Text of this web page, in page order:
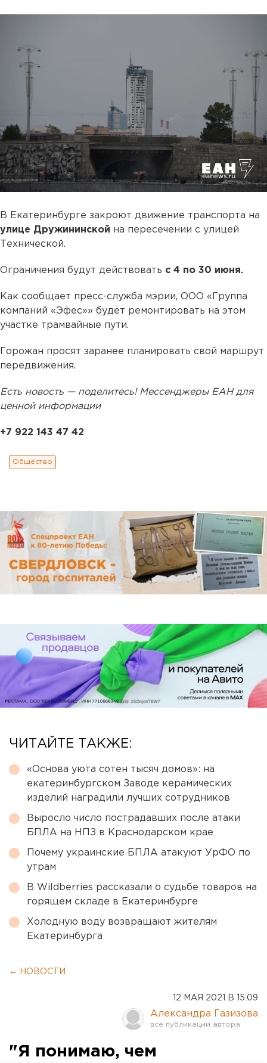
В Екатеринбурге закроют движение транспорта на
улице Дружининской на пересечении с улицей
Технической.
Ограничения будут действовать с 4 по 30 июня.
Как сообщает пресс-служба мэрии, ООО «Группа
компаний «Эфес»» будет ремонтировать на этом
участке трамвайные пути.
Горожан просят заранее планировать свой маршрут
передвижения.
Есть новость — поделитесь! Мессенджеры ЕАН для
ценной информации
+7 922 143 47 42
Общество
ЧИТАЙТЕ ТАКЖЕ:
«Основа уюта сотен тысяч домов»: на
екатеринбургском Заводе керамических
изделий наградили лучших сотрудников
Выросло число пострадавших после атаки
БПЛА на НПЗ в Краснодарском крае
Почему украинские БПЛА атакуют УрФО по
утрам
В Wildberries рассказали о судьбе товаров на
горящем складе в Екатеринбурге
Холодную воду возвращают жителям
Екатеринбурга
← НОВОСТИ
12 МАЯ 2021 В 15:09
Александра Газизова
"Я понимаю, чем